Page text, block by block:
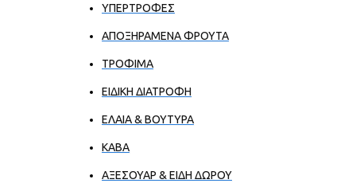
ΥΠΕΡΤΡΟΦΕΣ
ΑΠΟΞΗΡΑΜΕΝΑ ΦΡΟΥΤΑ
ΤΡΟΦΙΜΑ
ΕΙΔΙΚΗ ΔΙΑΤΡΟΦΗ
ΕΛΑΙΑ & ΒΟΥΤΥΡΑ
ΚΑΒΑ
ΑΞΕΣΟΥΑΡ & ΕΙΔΗ ΔΩΡΟΥ